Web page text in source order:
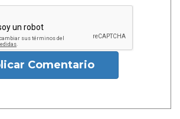
Comentario